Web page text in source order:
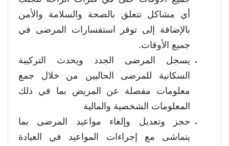
أي مشاكل تتعلق بالصحة والسلامة والأمن
بالإضافة إلى توفر استفسارات المرضى في
جميع الأوقات.
يسجل المرضى الجدد ويحدث التركيبة
السكانية للمرضى الحاليين من خلال جمع
معلومات مفصلة عن المريض بما في ذلك
المعلومات الشخصية والمالية
حجز وتعديل وإلغاء مواعيد المرضى بما
يتماشى مع إجراءات المواعيد في العيادة